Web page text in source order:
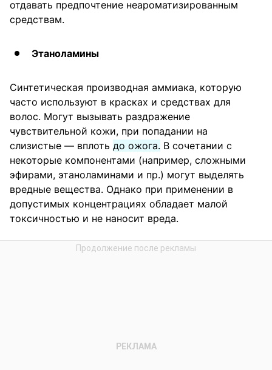
отдавать предпочтение неароматизированным
средствам.
Этаноламины
Синтетическая производная аммиака, которую
часто используют в красках и средствах для
волос. Могут вызывать раздражение
чувствительной кожи, при попадании на
слизистые — вплоть до ожога. В сочетании с
некоторые компонентами (например, сложными
эфирами, этаноламинами и пр.) могут выделять
вредные вещества. Однако при применении в
допустимых концентрациях обладает малой
токсичностью и не наносит вреда.